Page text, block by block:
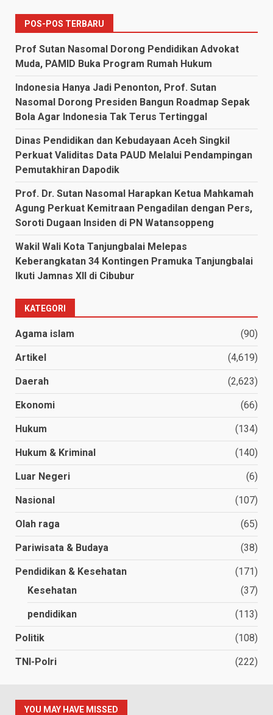
POS-POS TERBARU
Prof Sutan Nasomal Dorong Pendidikan Advokat
Muda, PAMID Buka Program Rumah Hukum
Indonesia Hanya Jadi Penonton, Prof. Sutan
Nasomal Dorong Presiden Bangun Roadmap Sepak
Bola Agar Indonesia Tak Terus Tertinggal
Dinas Pendidikan dan Kebudayaan Aceh Singkil
Perkuat Validitas Data PAUD Melalui Pendampingan
Pemutakhiran Dapodik
Prof. Dr. Sutan Nasomal Harapkan Ketua Mahkamah
Agung Perkuat Kemitraan Pengadilan dengan Pers,
Soroti Dugaan Insiden di PN Watansoppeng
Wakil Wali Kota Tanjungbalai Melepas
Keberangkatan 34 Kontingen Pramuka Tanjungbalai
Ikuti Jamnas XII di Cibubur
KATEGORI
Agama islam (90)
Artikel (4,619)
Daerah (2,623)
Ekonomi (66)
Hukum (134)
Hukum & Kriminal (140)
Luar Negeri (6)
Nasional (107)
Olah raga (65)
Pariwisata & Budaya (38)
Pendidikan & Kesehatan
(171)
Kesehatan
(37)
pendidikan (113)
Politik (108)
TNI-Polri (222)
YOU MAY HAVE MISSED